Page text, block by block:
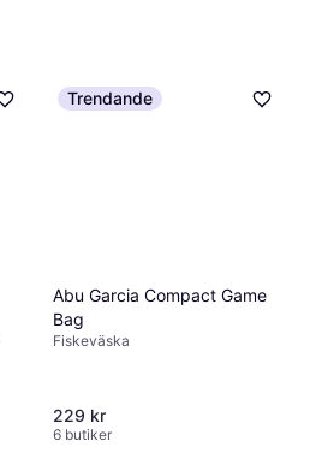
Trendande
Abu Garcia Compact Game
Bag
Fiskeväska
229 kr
6 butiker